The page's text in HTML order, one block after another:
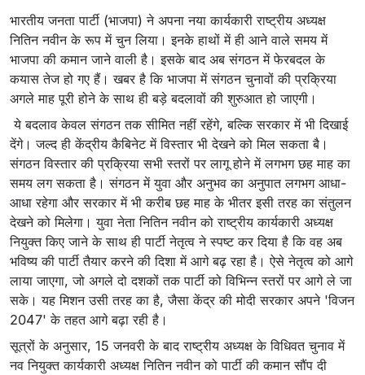
भारतीय जनता पार्टी (भाजपा) ने अपना नया कार्यकारी राष्ट्रीय अध्यक्ष
नितिन नवीन के रूप में चुन लिया। इनके हाथों में ही आने वाले समय में
भाजपा की कमान जाने वाली है। इसके बाद अब संगठन में फेरबदल के
कयास तेज हो गए हैं। खबर है कि भाजपा में संगठन चुनावों की प्रक्रिया
अगले माह पूरी होने के साथ ही बड़े बदलावों की शुरुआत हो जाएगी।
ये बदलाव केवल संगठन तक सीमित नहीं रहेंगे, बल्कि सरकार में भी दिखाई
देंगे। जल्द ही केंद्रीय कैबिनेट में विस्तार भी देखने को मिल सकता बै।
संगठन विस्तार की प्रक्रिया सभी स्तरों पर लागू होने में लगभग छह माह का
समय लग सकता है। संगठन में युवा और अनुभव का अनुपात लगभग आधा-
आधा रहेगा और सरकार में भी करीब छह माह के भीतर इसी तरह का संतुलन
देखने को मिलेगा। युवा नेता नितिन नवीन को राष्ट्रीय कार्यकारी अध्यक्ष
नियुक्त किए जाने के साथ ही पार्टी नेतृत्व ने स्पष्ट कर दिया है कि वह अब
भविष्य की पार्टी तैयार करने की दिशा में आगे बढ़ रहा है। ऐसे नेतृत्व को आगे
लाया जाएगा, जो अगले दो दशकों तक पार्टी को विभिन्न स्तरों पर आगे ले जा
सके। यह मिशन उसी तरह का है, जैसा केंद्र की मोदी सरकार अपने 'विजन
2047' के तहत आगे बढ़ा रही है।
सूत्रों के अनुसार, 15 जनवरी के बाद राष्ट्रीय अध्यक्ष के विधिवत चुनाव में
नव नियुक्त कार्यकारी अध्यक्ष नितिन नवीन को पार्टी की कमान सौंप दी